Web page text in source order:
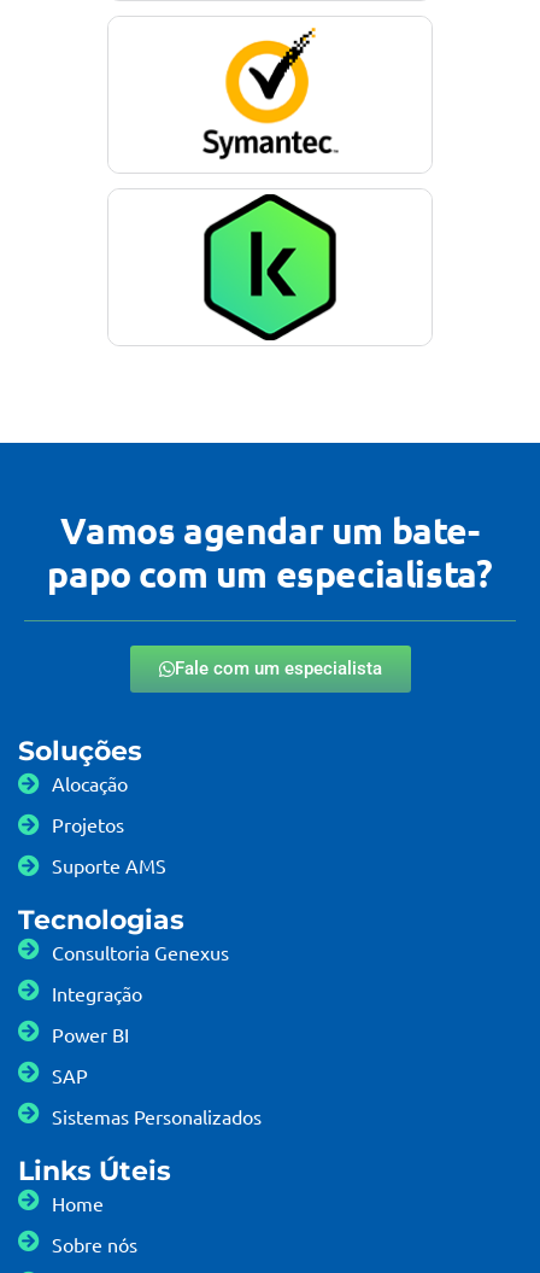
Vamos agendar um bate-
papo com um especialista?
Fale com um especialista
Soluções
Alocação
Projetos
Suporte AMS
Tecnologias
Consultoria Genexus
Integração
Power BI
SAP
Sistemas Personalizados
Links Úteis
Home
Sobre nós